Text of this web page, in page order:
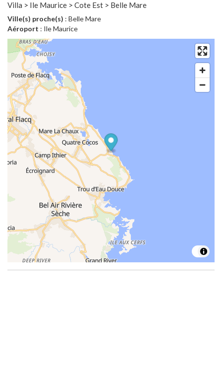
Villa > Ile Maurice > Cote Est > Belle Mare
Ville(s) proche(s) : Belle Mare
Aéroport : Ile Maurice